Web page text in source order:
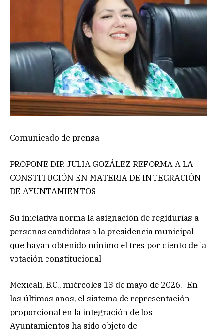
Comunicado de prensa
PROPONE DIP. JULIA GOZÁLEZ REFORMA A LA
CONSTITUCIÓN EN MATERIA DE INTEGRACIÓN
DE AYUNTAMIENTOS
Su iniciativa norma la asignación de regidurías a
personas candidatas a la presidencia municipal
que hayan obtenido mínimo el tres por ciento de la
votación constitucional
Mexicali, B.C., miércoles 13 de mayo de 2026.- En
los últimos años, el sistema de representación
proporcional en la integración de los
Ayuntamientos ha sido objeto de